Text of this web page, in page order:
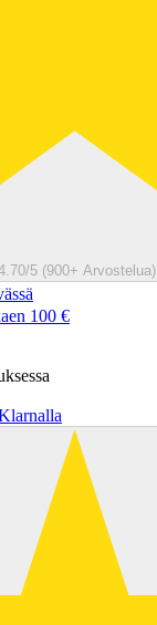
5 (900+ Arvostelua)
100 €